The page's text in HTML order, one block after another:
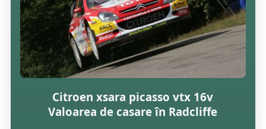
Citroen xsara picasso vtx 16v
Valoarea de casare în Radcliffe